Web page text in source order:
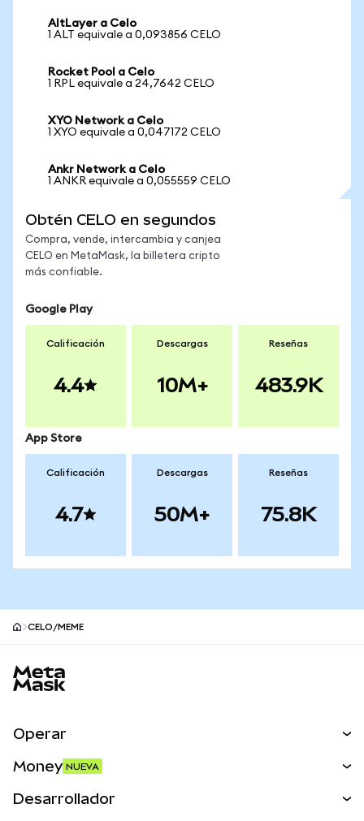
AltLayer a Celo
1 ALT equivale a 0,093856 CELO
Rocket Pool a Celo
1 RPL equivale a 24,7642 CELO
XYO Network a Celo
1 XYO equivale a 0,047172 CELO
Ankr Network a Celo
1 ANKR equivale a 0,055559 CELO
Obtén CELO en segundos
Compra, vende, intercambia y canjea
CELO en MetaMask, la billetera cripto
más confiable.
Google Play
Calificación
4.4
Descargas
10M+
Reseñas
483.9K
App Store
Calificación
4.7
Descargas
50M+
Reseñas
75.8K
CELO/MEME
Operar
Money NUEVA
Desarrollador